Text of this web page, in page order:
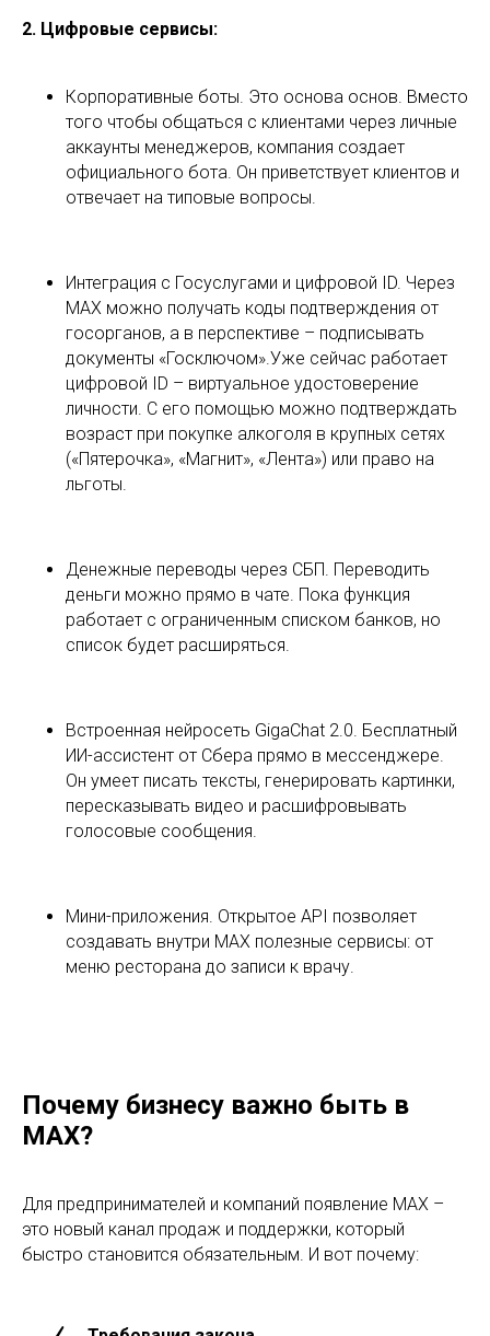
2. Цифровые сервисы:
Корпоративные боты. Это основа основ. Вместо
того чтобы общаться с клиентами через личные
аккаунты менеджеров, компания создает
официального бота. Он приветствует клиентов и
отвечает на типовые вопросы.
Интеграция с Госуслугами и цифровой ID. Через
MAX можно получать коды подтверждения от
госорганов, а в перспективе – подписывать
документы «Госключом».Уже сейчас работает
цифровой ID – виртуальное удостоверение
личности. С его помощью можно подтверждать
возраст при покупке алкоголя в крупных сетях
(«Пятерочка», «Магнит», «Лента») или право на
льготы.
Денежные переводы через СБП. Переводить
деньги можно прямо в чате. Пока функция
работает с ограниченным списком банков, но
список будет расширяться.
Встроенная нейросеть GigaChat 2.0. Бесплатный
ИИ-ассистент от Сбера прямо в мессенджере.
Он умеет писать тексты, генерировать картинки,
пересказывать видео и расшифровывать
голосовые сообщения.
Мини-приложения. Открытое API позволяет
создавать внутри MAX полезные сервисы: от
меню ресторана до записи к врачу.
Почему бизнесу важно быть в
MAX?
Для предпринимателей и компаний появление MAX –
это новый канал продаж и поддержки, который
быстро становится обязательным. И вот почему: